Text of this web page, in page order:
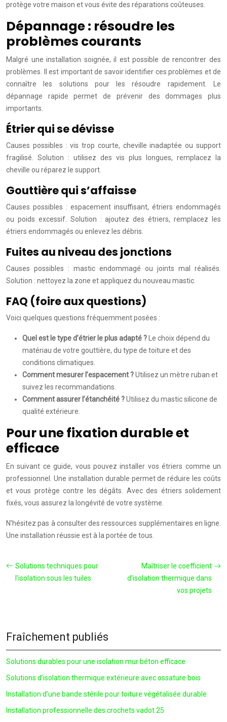
protège votre maison et vous évite des réparations coûteuses.
Dépannage : résoudre les
problèmes courants
Malgré une installation soignée, il est possible de rencontrer des
problèmes. Il est important de savoir identifier ces problèmes et de
connaître les solutions pour les résoudre rapidement. Le
dépannage rapide permet de prévenir des dommages plus
importants.
Étrier qui se dévisse
Causes possibles : vis trop courte, cheville inadaptée ou support
fragilisé. Solution : utilisez des vis plus longues, remplacez la
cheville ou réparez le support.
Gouttière qui s’affaisse
Causes possibles : espacement insuffisant, étriers endommagés
ou poids excessif. Solution : ajoutez des étriers, remplacez les
étriers endommagés ou enlevez les débris.
Fuites au niveau des jonctions
Causes possibles : mastic endommagé ou joints mal réalisés.
Solution : nettoyez la zone et appliquez du nouveau mastic.
FAQ (foire aux questions)
Voici quelques questions fréquemment posées :
Quel est le type d’étrier le plus adapté ?
Le choix dépend du
matériau de votre gouttière, du type de toiture et des
conditions climatiques.
Comment mesurer l’espacement ?Utilisez un mètre ruban et
suivez les recommandations.
Comment assurer l’étanchéité ?Utilisez du mastic silicone de
qualité extérieure.
Pour une fixation durable et
efficace
En suivant ce guide, vous pouvez installer vos étriers comme un
professionnel. Une installation durable permet de réduire les coûts
et vous protège contre les dégâts. Avec des étriers solidement
fixés, vous assurez la longévité de votre système.
N’hésitez pas à consulter des ressources supplémentaires en ligne.
Une installation réussie est à la portée de tous.
Solutions techniques pour
l’isolation sous les tuiles
Maîtriser le coefficient
d’isolation thermique dans
vos projets
Fraîchement publiés
Solutions durables pour une isolation mur béton efficace
Solutions d’isolation thermique extérieure avec ossature bois
Installation d’une bande stérile pour toiture végétalisée durable
Installation professionnelle des crochets vadot 25